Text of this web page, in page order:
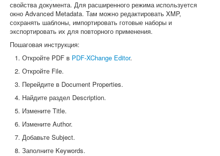
свойства документа. Для расширенного режима используется
окно Advanced Metadata. Там можно редактировать XMP,
сохранять шаблоны, импортировать готовые наборы и
экспортировать их для повторного применения.
Пошаговая инструкция:
Откройте PDF в PDF-XChange Editor.
Откройте File.
Перейдите в Document Properties.
Найдите раздел Description.
Измените Title.
Измените Author.
Добавьте Subject.
Заполните Keywords.